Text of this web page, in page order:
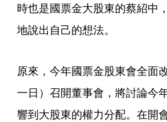
時也是國票金大股東的蔡紹中
地說出自己的想法。
原來，今年國票金股東會全面
一日）召開董事會，將討論今
響到大股東的權力分配。在開